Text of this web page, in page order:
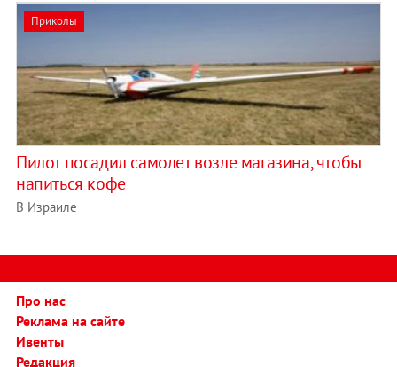
Приколы
Пилот посадил самолет возле магазина, чтобы
напиться кофе
В Израиле
Про нас
Реклама на сайте
Ивенты
Редакция